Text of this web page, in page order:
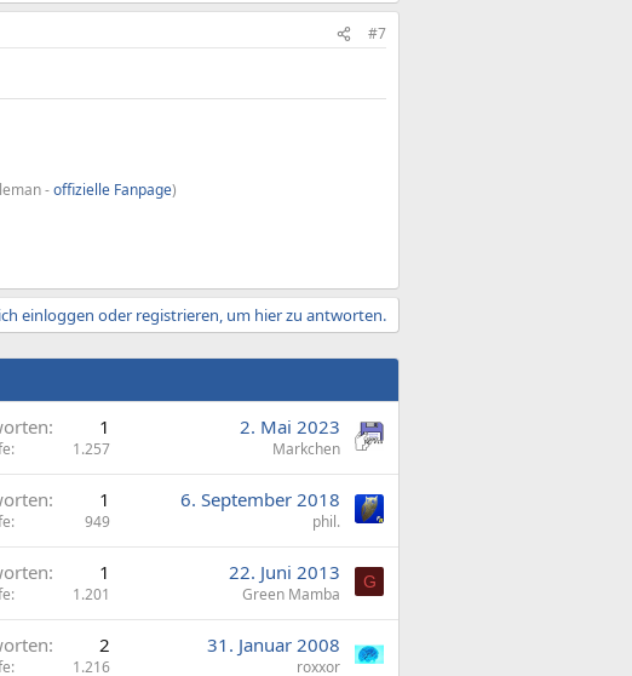
#7
-offizielle Fanpage)
einloggen oder registrieren, um hier zu antworten.
1
1.257
2. Mai 2023
Markchen
1
949
6. September 2018
phil.
1
1.201
22. Juni 2013
Green Mamba
G
2
1.216
31. Januar 2008
roxxor